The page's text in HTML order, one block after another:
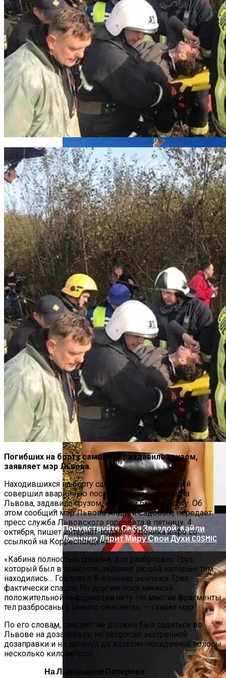
Легковушку: Двое Погибших
Прокурор Хмельницкой Области Умер
От Осложнений Коронавируса
В Египте Госпитализировали 5-
Летнюю Украинку С Признаками
Изнасилования: Мать Отрицает
Насилие
«Морковное» ДТП На Трассе Одесса-
Николаев: Столкнулись Два Грузовика
«Веном 3» Получил Зловещее
Название И Ускоренную Премьеру
Семейное Наследие: Кейт Хадсон
Хранит Свои Наряды Для Дочери Рани
Почувствуйте Себя Звездой: Кайли
Дженнер Дарит Миру Свои Духи COSMIC
Погибших на борту самолета раздавило грузом,
заявляет мэр Львова.
Находившихся на борту самолета Ан-12, который
совершил аварийную посадку вблизи аэропорта
Львова, задавило грузом, который был на борту. Об
этом сообщил мэр Львова Андрей Садовый, передает
пресс служба Львовского горсовета в пятницу, 4
октября, пишет интернет-издание Хроника.инфо со
ссылкой на Корреспондент.
«Кабина полностью срезана, все разбросано. Груз,
который был в самолете, задавил людей, которые там
находились… Говорят о 8-х членах экипажа. Трех
фактически спасли. По другим пока никакой
положительной информации нету. Но многие фрагменты
тел разбросаны у самого самолета», — сказал мэр.
По его словам, самолет не должен был садиться во
Львове на дозаправку, но попросил экстренной
дозаправки и не дотянул до взлетно-посадочной полосы
несколько километров.
На Львовщине Потерпел